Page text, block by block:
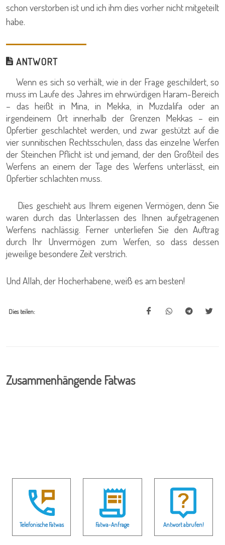
schon verstorben ist und ich ihm dies vorher nicht mitgeteilt
habe.
ANTWORT
Wenn es sich so verhält, wie in der Frage geschildert, so
muss im Laufe des Jahres im ehrwürdigen Haram-Bereich
– das heißt in Mina, in Mekka, in Muzdalifa oder an
irgendeinem Ort innerhalb der Grenzen Mekkas – ein
Opfertier geschlachtet werden, und zwar gestützt auf die
vier sunnitischen Rechtsschulen, dass das einzelne Werfen
der Steinchen Pflicht ist und jemand, der den Großteil des
Werfens an einem der Tage des Werfens unterlässt, ein
Opfertier schlachten muss.
Dies geschieht aus Ihrem eigenen Vermögen, denn Sie
waren durch das Unterlassen des Ihnen aufgetragenen
Werfens nachlässig. Ferner unterliefen Sie den Auftrag
durch Ihr Unvermögen zum Werfen, so dass dessen
jeweilige besondere Zeit verstrich.
Und Allah, der Hocherhabene, weiß es am besten!
Dies teilen:
Zusammenhängende Fatwas
Telefonische Fatwas Fatwa-Anfrage Antwort abrufen!